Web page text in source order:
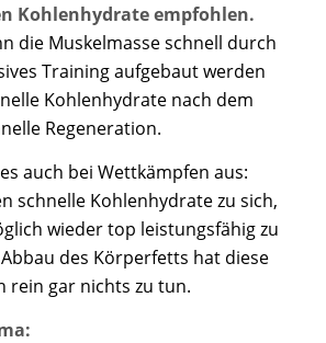
Kohlenhydrate empfohlen.
die Muskelmasse schnell durch
Training aufgebaut werden
Kohlenhydrate nach dem
Regeneration.
auch bei Wettkämpfen aus:
schnelle Kohlenhydrate zu sich,
wieder top leistungsfähig zu
des Körperfetts hat diese
rein gar nichts zu tun.